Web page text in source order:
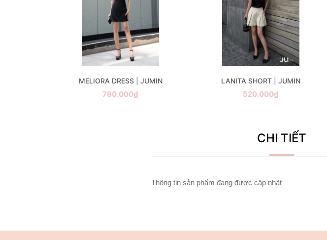
MELIORA DRESS | JUMIN
780.000₫
LANITA SHORT | JUMIN
520.000₫
CHI TIẾT
Thông tin sản phẩm đang được cập nhật